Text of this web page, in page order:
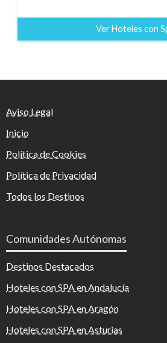
Ver Hoteles con
Aviso Legal
Inicio
Política de Cookies
Política de Privacidad
Todos los Destinos
Comunidades Autónomas
Destinos Destacados
Hoteles con SPA en Andalucía
Hoteles con SPA en Aragón
Hoteles con SPA en Asturias